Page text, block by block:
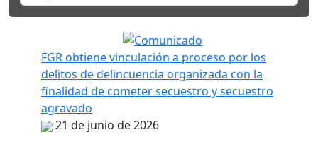
FGR obtiene vinculación a proceso por los
delitos de delincuencia organizada con la
finalidad de cometer secuestro y secuestro
agravado
21 de junio de 2026